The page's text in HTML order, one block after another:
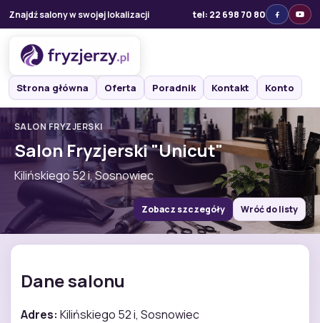
Znajdź salony w swojej lokalizacji tel: 22 698 70 80
Strona główna Oferta Poradnik Kontakt Konto
SALON FRYZJERSKI
Salon Fryzjerski "Unicut"
Kilińskiego 52 i, Sosnowiec
Zobacz szczegóły Wróć do listy
Dane salonu
Adres: Kilińskiego 52 i, Sosnowiec